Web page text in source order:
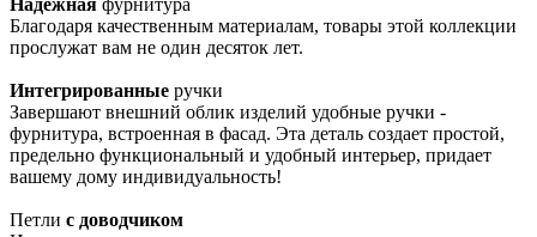
Надежная фурнитура
Благодаря качественным материалам, товары этой коллекции
прослужат вам не один десяток лет.
Интегрированные ручки
Завершают внешний облик изделий удобные ручки -
фурнитура, встроенная в фасад. Эта деталь создает простой,
предельно функциональный и удобный интерьер, придает
вашему дому индивидуальность!
Петли с доводчиком